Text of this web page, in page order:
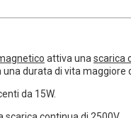
attiva una scarica
durata di vita maggiore
da 15W.